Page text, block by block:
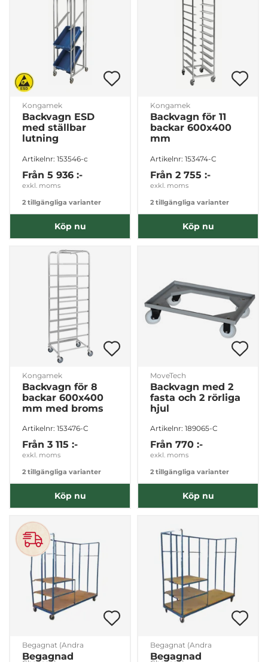
Kongamek
Backvagn ESD
med ställbar
lutning
Artikelnr: 153546-c
Från 5 936 :-
exkl. moms
2 tillgängliga varianter
Köp nu
Kongamek
Backvagn för 11
backar 600x400
mm
Artikelnr: 153474-C
Från 2 755 :-
exkl. moms
2 tillgängliga varianter
Köp nu
Kongamek
Backvagn för 8
backar 600x400
mm med broms
Artikelnr: 153476-C
Från 3 115 :-
exkl. moms
2 tillgängliga varianter
Köp nu
MoveTech
Backvagn med 2
fasta och 2 rörliga
hjul
Artikelnr: 189065-C
Från 770 :-
exkl. moms
2 tillgängliga varianter
Köp nu
Begagnat (Andra
Begagnad
Begagnat (Andra
Begagnad